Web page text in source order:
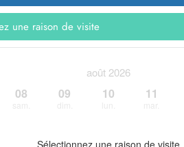
août 2026
08 09 10 11
Sélectionnez une raison de visite